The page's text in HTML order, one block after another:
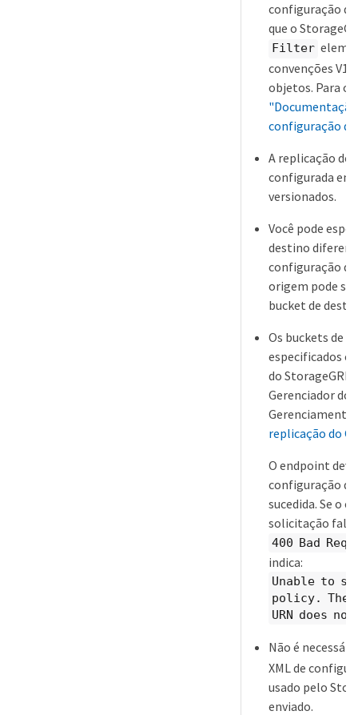
configuração
que o
Filter
convenções V1
objetos. Para
configuração
A replicação do
configurada em
versionados.
Você pode
destino
configuração
origem pode
bucket de
Os buckets de
especificados
do
Gerenciador do
replicação do
O endpoint
configuração
sucedida. Se o
solicitação
400 Bad
indica:
Unable to
policy. The
URN does
Não é
XML de
usado pelo
enviado.